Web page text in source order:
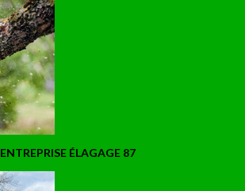
ENTREPRISE ÉLAGAGE 87